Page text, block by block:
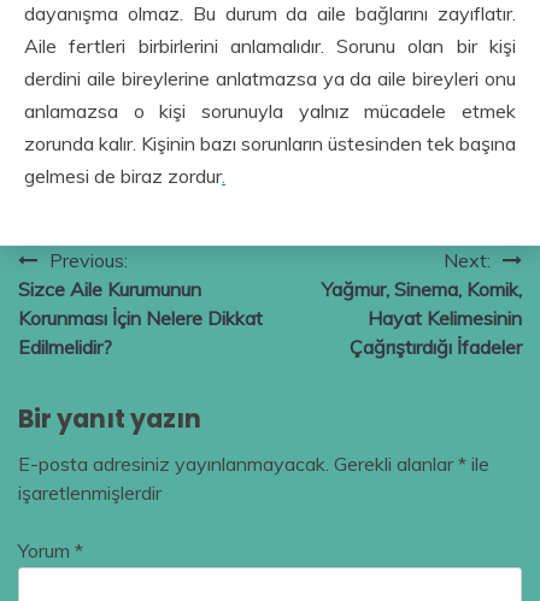
dayanışma olmaz. Bu durum da aile bağlarını zayıflatır.
Aile fertleri birbirlerini anlamalıdır. Sorunu olan bir kişi
derdini aile bireylerine anlatmazsa ya da aile bireyleri onu
anlamazsa o kişi sorunuyla yalnız mücadele etmek
zorunda kalır. Kişinin bazı sorunların üstesinden tek başına
gelmesi de biraz zordur.
Yazı
gezinmesi
Previous:
Sizce Aile Kurumunun
Korunması İçin Nelere Dikkat
Edilmelidir?
Next:
Yağmur, Sinema, Komik,
Hayat Kelimesinin
Çağrıştırdığı İfadeler
Bir yanıt yazın
E-posta adresiniz yayınlanmayacak. Gerekli alanlar* ile
işaretlenmişlerdir
Yorum *